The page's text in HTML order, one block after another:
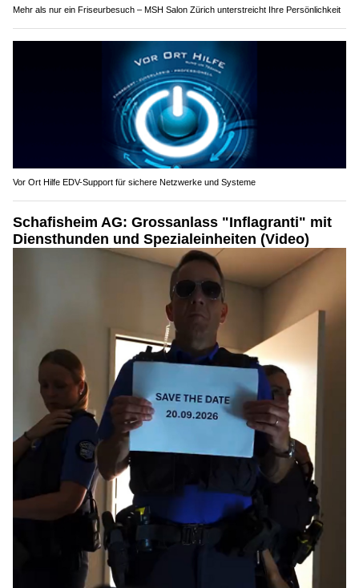
Mehr als nur ein Friseurbesuch – MSH Salon Zürich unterstreicht Ihre Persönlichkeit
Vor Ort Hilfe EDV-Support für sichere Netzwerke und Systeme
Schafisheim AG: Grossanlass "Inflagranti" mit
Diensthunden und Spezialeinheiten (Video)